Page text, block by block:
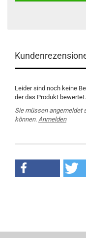
Leider sind noch keine
der das Produkt bewertet.
Sie müssen angemeldet
können. Anmelden